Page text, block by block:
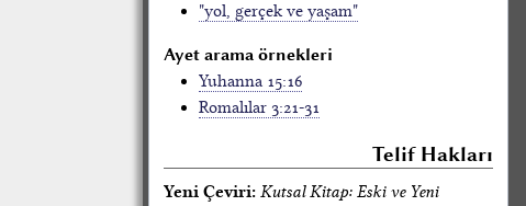
"yol, gerçek ve yaşam"
Ayet arama örnekleri
Yuhanna 15:16
Romalılar 3:21-31
Telif Hakları
Yeni Çeviri: Kutsal Kitap: Eski ve Yeni